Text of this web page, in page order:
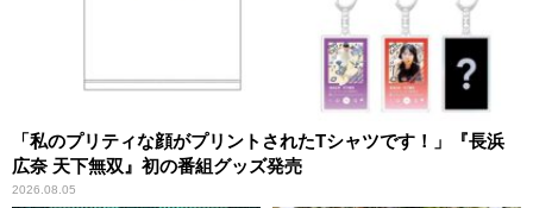
「私のプリティな顔がプリントされたTシャツです！」『長浜
広奈 天下無双』初の番組グッズ発売
2026.08.05